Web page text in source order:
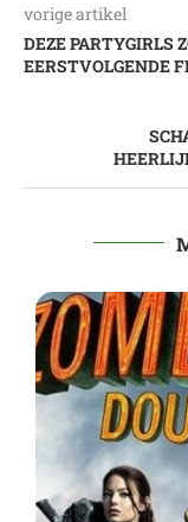
vorige artikel
DEZE PARTYGIRLS
EERSTVOLGENDE